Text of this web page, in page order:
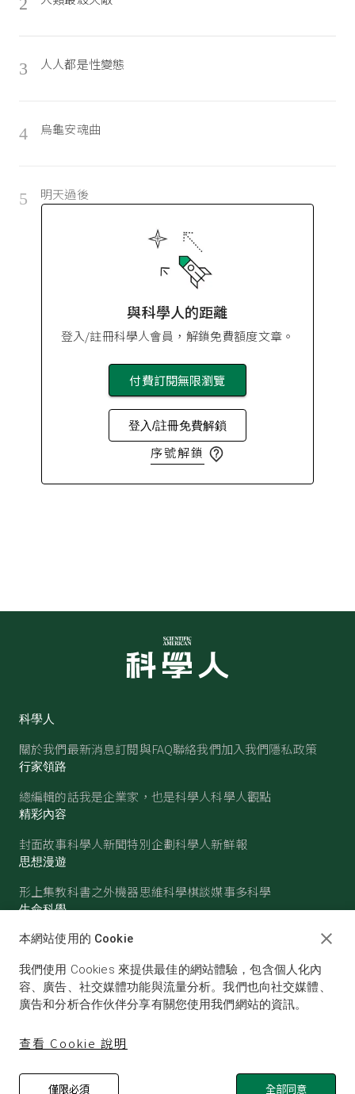
3 人人都是性變態
4 烏龜安魂曲
5 明天過後
與科學人的距離
登入/註冊科學人會員，解鎖免費額度文章。
付費訂閱無限瀏覽
登入/註冊免費解鎖
序號解鎖
科學人
關於我們最新消息訂閱與FAQ聯絡我們加入我們隱私政策
行家領路
總編輯的話我是企業家，也是科學人科學人觀點
精彩內容
封面故事科學人新聞特別企劃科學人新鮮報
思想漫遊
形上集教科書之外機器思維科學棋談媒事多科學
生命科學
醫學古生物心理學生態學
物理 化學地球科學天文
© SCIENTIFIC AMERICAN, A DIVISION OF NATURE
本網站使用的 Cookie
我們使用 Cookies 來提供最佳的網站體驗，包含個人化內
容、廣告、社交媒體功能與流量分析。我們也向社交媒體、
廣告和分析合作伙伴分享有關您使用我們網站的資訊。
查看 Cookie 說明
僅限必須 全部同意